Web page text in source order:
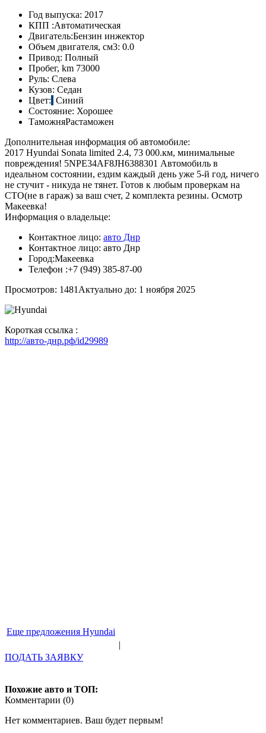
Год выпуска: 2017
КПП :Автоматическая
Двигатель:Бензин инжектор
Объем двигателя, см3: 0.0
Привод: Полный
Пробег, km 73000
Руль: Слева
Кузов: Седан
Цвет: Синий
Состояние: Хорошее
ТаможняРастаможен
Дополнительная информация об автомобиле:
2017 Hyundai Sonata limited 2.4, 73 000.км, минимальные
повреждения! 5NPE34AF8JH6388301 Автомобиль в
идеальном состоянии, ездим каждый день уже 5-й год, ничего
не стучит - никуда не тянет. Готов к любым проверкам на
СТО(не в гараж) за ваш счет, 2 комплекта резины. Осмотр
Макеевка!
Информация о владельце:
Контактное лицо: авто Днр
Контактное лицо: авто Днр
Город:Макеевка
Телефон :+7 (949) 385-87-00
Просмотров: 1481 Актуально до: 1 ноября 2025
Короткая ссылка :
http://авто-днр.рф/id29989
Еще предложения Hyundai
|
ПОДАТЬ ЗАЯВКУ
Похожие авто и ТОП:
Комментарии (0)
Нет комментариев. Ваш будет первым!